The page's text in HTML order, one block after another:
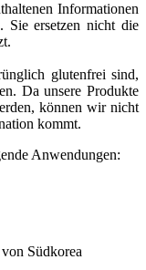
Informationen
Sie ersetzen nicht die
glutenfrei sind,
Da unsere Produkte
können wir nicht
kommt.
Anwendungen:
Südkorea